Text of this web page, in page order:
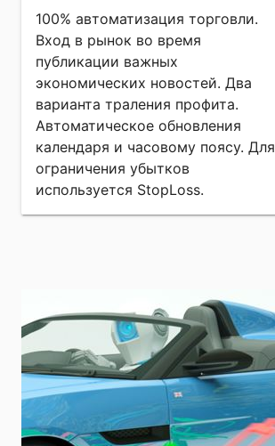
100% автоматизация торговли.
Вход в рынок во время
публикации важных
экономических новостей. Два
варианта траления профита.
Автоматическое обновления
календаря и часовому поясу. Для
ограничения убытков
используется StopLoss.